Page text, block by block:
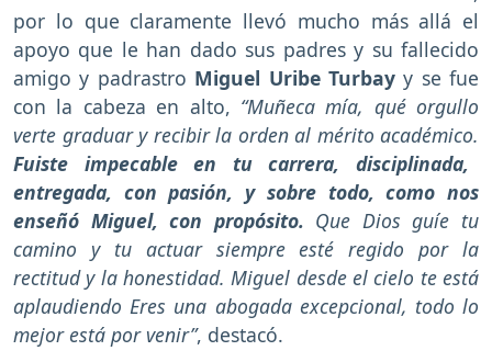
por lo que claramente llevó mucho más allá el
apoyo que le han dado sus padres y su fallecido
amigo y padrastro Miguel Uribe Turbayy se fue
con la cabeza en alto, “Muñeca mía, qué orgullo
verte graduar y recibir la orden al mérito académico.
Fuiste impecable en tu carrera, disciplinada,
entregada, con pasión, y sobre todo, como nos
enseñó Miguel, con propósito. Que Dios guíe tu
camino y tu actuar siempre esté regido por la
rectitud y la honestidad. Miguel desde el cielo te está
aplaudiendo Eres una abogada excepcional, todo lo
mejor está por venir”, destacó.